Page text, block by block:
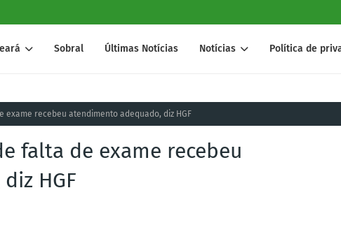
Sobral Últimas Notícias Notícias Política de
exame recebeu atendimento adequado, diz HGF
falta de exame recebeu
HGF